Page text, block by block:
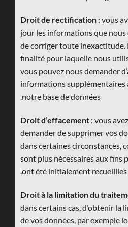
Droit de rectification : vous
jour les informations que
de corriger toute inexactitude.
finalité pour laquelle nous
vous pouvez nous demander
informations supplémentaires
notre base de données.
Droit d’effacement : vous
demander de supprimer vos
dans certaines circonstances,
sont plus nécessaires aux fins
ont été initialement recueillies.
Droit à la limitation du
dans certains cas, d’obtenir
de vos données, par exemple